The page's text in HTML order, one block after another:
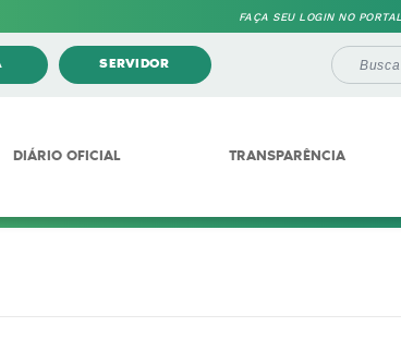
FAÇA SEU LOGIN NO PORTAL
SERVIDOR
DIÁRIO OFICIAL TRANSPARÊNCIA